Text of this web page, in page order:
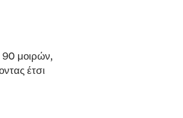
90 μοιρών,
έτσι